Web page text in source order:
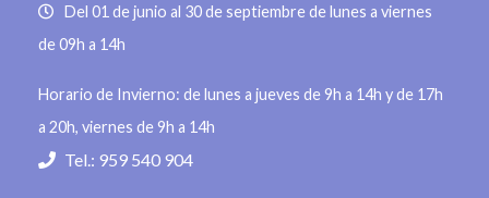
Del 01 de junio al 30 de septiembre de lunes a viernes
de 09h a 14h
Horario de Invierno: de lunes a jueves de 9h a 14h y de 17h
a 20h, viernes de 9h a 14h
Tel.: 959 540 904